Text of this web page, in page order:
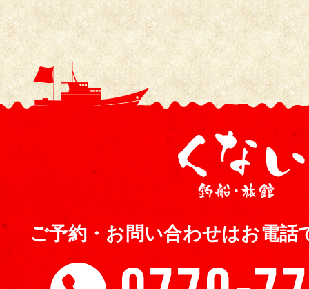
ご予約・お問い合わせはお電話